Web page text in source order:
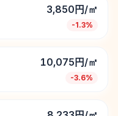
3,850円/㎡
-1.3%
10,075円/㎡
-3.6%